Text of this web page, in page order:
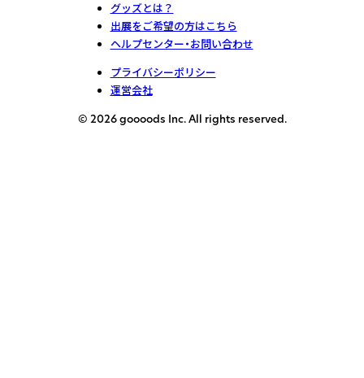
グッズとは？
出展をご希望の方はこちら
ヘルプセンター・お問い合わせ
プライバシーポリシー
運営会社
© 2026 goooods Inc. All rights reserved.